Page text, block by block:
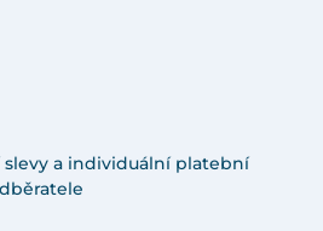
a individuální platební